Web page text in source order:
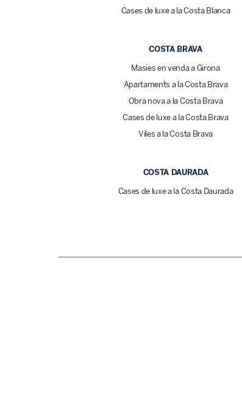
Cases de luxe a la Costa Blanca
COSTA BRAVA
Masies en venda a Girona
Apartaments a la Costa Brava
Obra nova a la Costa Brava
Cases de luxe a la Costa Brava
Viles a la Costa Brava
COSTA DAURADA
Cases de luxe a la Costa Daurada